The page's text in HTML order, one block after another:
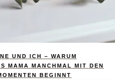
UND ICH – WARUM
MAMA MANCHMAL MIT DEN
BEGINNT